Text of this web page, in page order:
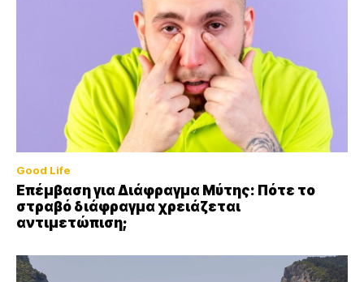
Good Life
Επέμβαση για Διάφραγμα Μύτης: Πότε το
στραβό διάφραγμα χρειάζεται
αντιμετώπιση;